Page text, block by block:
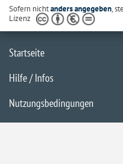
Sofern nichtanders angegeben,
Lizenz
Startseite
Hilfe / Infos
Nutzungsbedingungen